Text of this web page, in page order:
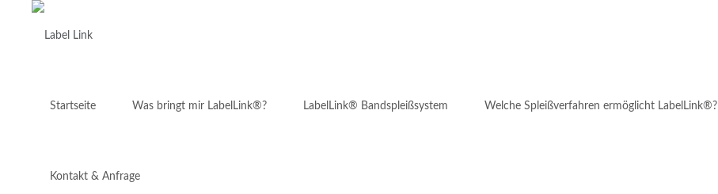
Startseite Was bringt mir LabelLink®? LabelLink® Bandspleißsystem Welche Spleißverfahren ermöglicht LabelLink®?
Kontakt & Anfrage